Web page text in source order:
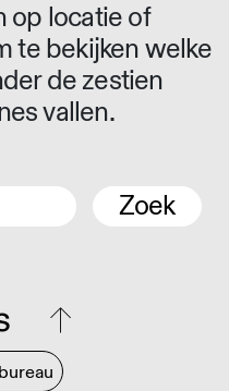
op locatie of
te bekijken welke
de zestien
vallen.
Zoek